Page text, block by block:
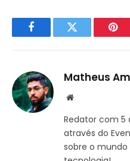
FacebookTwitter
Matheus
Website
Redator com 5
através do
sobre o